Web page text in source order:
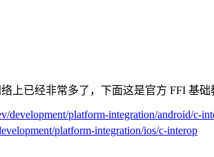
上已经非常多了，下面这是官方 FFI 基础
development/platform-integration/android/c-
platform-integration/ios/c-interop